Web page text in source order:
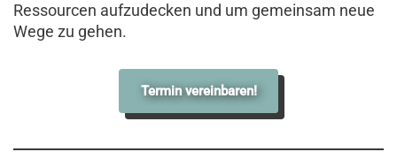
Ressourcen aufzudecken und um gemeinsam neue
Wege zu gehen.
Termin vereinbaren!